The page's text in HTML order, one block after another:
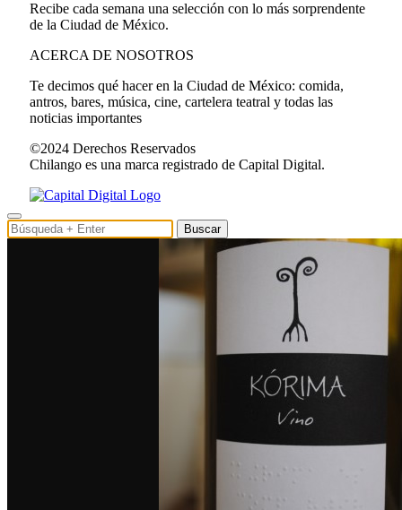
Recibe cada semana una selección con lo más sorprendente
de la Ciudad de México.
ACERCA DE NOSOTROS
Te decimos qué hacer en la Ciudad de México: comida,
antros, bares, música, cine, cartelera teatral y todas las
noticias importantes
©2024 Derechos Reservados
Chilango es una marca registrado de Capital Digital.
Buscar